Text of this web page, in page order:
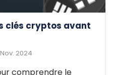
clés cryptos avant
2024
comprendre le